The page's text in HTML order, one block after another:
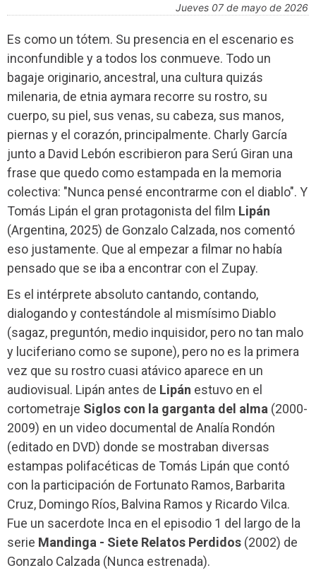
jueves 07 de mayo de 2026
Es como un tótem. Su presencia en el escenario es
inconfundible y a todos los conmueve. Todo un
bagaje originario, ancestral, una cultura quizás
milenaria, de etnia aymara recorre su rostro, su
cuerpo, su piel, sus venas, su cabeza, sus manos,
piernas y el corazón, principalmente. Charly García
junto a David Lebón escribieron para Serú Giran una
frase que quedo como estampada en la memoria
colectiva: "Nunca pensé encontrarme con el diablo". Y
Tomás Lipán el gran protagonista del film Lipán
(Argentina, 2025) de Gonzalo Calzada, nos comentó
eso justamente. Que al empezar a filmar no había
pensado que se iba a encontrar con el Zupay.
Es el intérprete absoluto cantando, contando,
dialogando y contestándole al mismísimo Diablo
(sagaz, preguntón, medio inquisidor, pero no tan malo
y luciferiano como se supone), pero no es la primera
vez que su rostro cuasi atávico aparece en un
audiovisual. Lipán antes de Lipán estuvo en el
cortometraje Siglos con la garganta del alma (2000-
2009) en un video documental de Analía Rondón
(editado en DVD) donde se mostraban diversas
estampas polifacéticas de Tomás Lipán que contó
con la participación de Fortunato Ramos, Barbarita
Cruz, Domingo Ríos, Balvina Ramos y Ricardo Vilca.
Fue un sacerdote Inca en el episodio 1 del largo de la
serie Mandinga - Siete Relatos Perdidos (2002) de
Gonzalo Calzada (Nunca estrenada).